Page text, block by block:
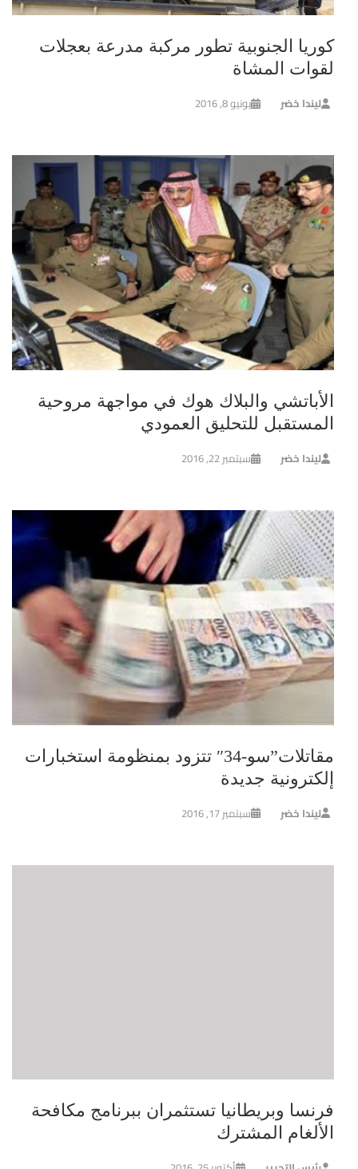
كوريا الجنوبية تطور مركبة مدرعة بعجلات
لقوات المشاة
ليندا خضر يونيو 8, 2016
الأباتشي والبلاك هوك في مواجهة مروحية
المستقبل للتحليق العمودي
ليندا خضر سبتمبر 22, 2016
مقاتلات”سو-34″ تتزود بمنظومة استخبارات
إلكترونية جديدة
ليندا خضر سبتمبر 17, 2016
فرنسا وبريطانيا تستثمران ببرنامج مكافحة
الألغام المشترك